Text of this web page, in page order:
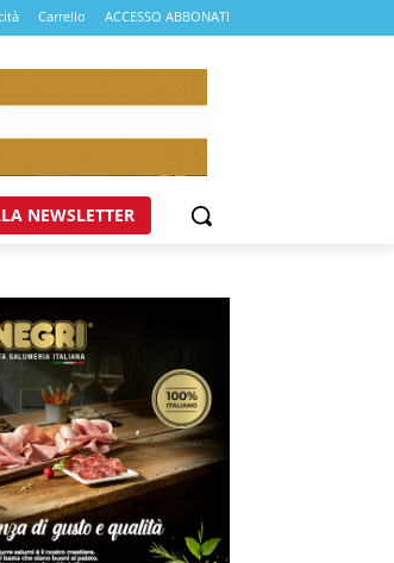
Carrello ACCESSO ABBONATI
NEWSLETTER